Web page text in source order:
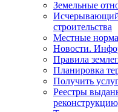
Земельные
Исчерывающий
строительства
Местные
Новости.
Правила
Планировка
Получить
Реестры